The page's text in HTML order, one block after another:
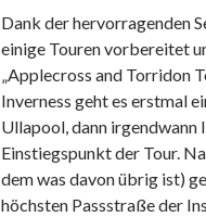
Dank der hervorragenden
einige Touren vorbereitet
„Applecross and Torridon
Inverness geht es erstmal
Ullapool, dann irgendwann
Einstiegspunkt der Tour.
dem was davon übrig ist)
höchsten Passstraße der